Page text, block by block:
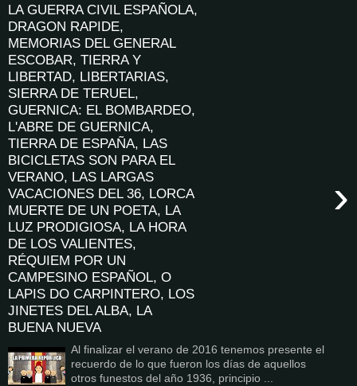
LA GUERRA CIVIL ESPAÑOLA,
DRAGON RAPIDE,
MEMORIAS DEL GENERAL
ESCOBAR, TIERRA Y
LIBERTAD, LIBERTARIAS,
SIERRA DE TERUEL,
GUERNICA: EL BOMBARDEO,
L'ABRE DE GUERNICA,
TIERRA DE ESPAÑA, LAS
BICICLETAS SON PARA EL
VERANO, LAS LARGAS
VACACIONES DEL 36, LORCA
MUERTE DE UN POETA, LA
LUZ PRODIGIOSA, LA HORA
DE LOS VALIENTES,
RÉQUIEM POR UN
CAMPESINO ESPAÑOL, O
LAPIS DO CARPINTERO, LOS
JINETES DEL ALBA, LA
BUENA NUEVA
›
Al finalizar el verano de 2016 tenemos presente el
recuerdo de lo que fueron los días de aquellos
otros funestos del año 1936, principio ...